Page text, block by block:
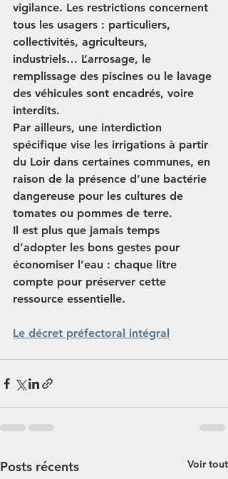
vigilance. Les restrictions concernent
tous les usagers : particuliers,
collectivités, agriculteurs,
industriels… L’arrosage, le
remplissage des piscines ou le lavage
des véhicules sont encadrés, voire
interdits.
Par ailleurs, une interdiction
spécifique vise les irrigations à partir
du Loir dans certaines communes, en
raison de la présence d’une bactérie
dangereuse pour les cultures de
tomates ou pommes de terre.
Il est plus que jamais temps
d’adopter les bons gestes pour
économiser l’eau : chaque litre
compte pour préserver cette
ressource essentielle.
Le décret préfectoral intégral
Posts récents Voir tout